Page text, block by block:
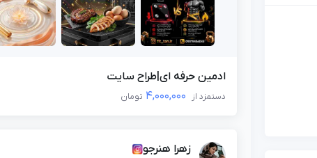
ادمین حرفه ای|طراح سایت
دستمزد از 4,000,000 تومان
زهرا هنرجو